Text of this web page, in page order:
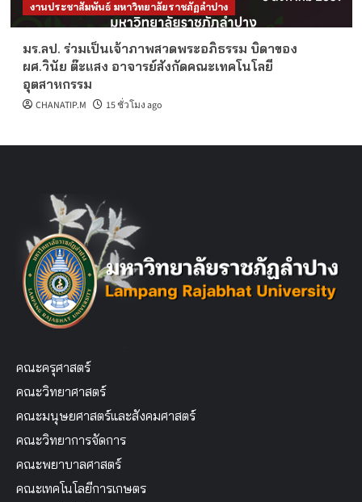
งานประชาสัมพันธ์ มหาวิทยาลัยราชภัฏลำปาง
มร.ลป. ร่วมเป็นเจ้าภาพสวดพระอภิธรรม บิดาของ
ผศ.วินัย ต๊ะแสง อาจารย์สังกัดคณะเทคโนโลยี
อุตสาหกรรม
CHANATIP.M 15 ชั่วโมง ago
คณะครุศาสตร์
คณะวิทยาศาสตร์
คณะมนุษยศาสตร์และสังคมศาสตร์
คณะวิทยาการจัดการ
คณะพยาบาลศาสตร์
คณะเทคโนโลยีการเกษตร